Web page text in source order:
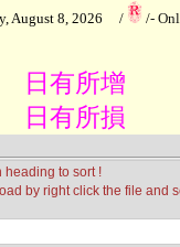
August 8, 2026 / /-
日有所增
日有所損
heading to sort !
by right click the file and